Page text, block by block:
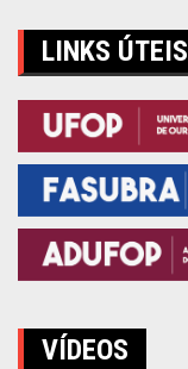
LINKS ÚTEIS
VÍDEOS